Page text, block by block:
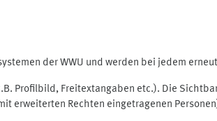
der WWU und werden bei jedem
Profilbild, Freitextangaben etc.). Die
erweiterten Rechten eingetragenen